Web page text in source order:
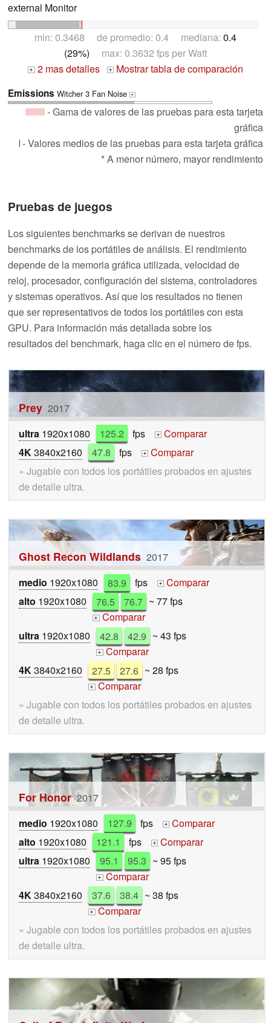
external Monitor
min: 0.3468 de promedio: 0.4 mediana: 0.4
(29%) max: 0.3632 fps per Watt
+ 2 mas detalles + Mostrar tabla de comparación
Emissions Witcher 3 Fan Noise +
- Gama de valores de las pruebas para esta tarjeta
gráfica
- Valores medios de las pruebas para esta tarjeta gráfica
* A menor número, mayor rendimiento
Pruebas de juegos
Los siguientes benchmarks se derivan de nuestros
benchmarks de los portátiles de análisis. El rendimiento
depende de la memoria gráfica utilizada, velocidad de
reloj, procesador, configuración del sistema, controladores
y sistemas operativos. Así que los resultados no tienen
que ser representativos de todos los portátiles con esta
GPU. Para información más detallada sobre los
resultados del benchmark, haga clic en el número de fps.
Prey 2017
ultra 1920x1080 125.2 fps +
Comparar
4K3840x2160 47.8 fps +
Comparar
» Jugable con todos los portátiles probados en ajustes
de detalle ultra.
Ghost Recon Wildlands 2017
medio 1920x1080 83.9 fps +
Comparar
alto 1920x1080 76.5 76.7 ~ 77 fps
+ Comparar
ultra 1920x1080 42.8 42.9 ~ 43 fps
+ Comparar
4K3840x2160 27.5 27.6 ~ 28 fps
+ Comparar
» Jugable con todos los portátiles probados en ajustes
de detalle ultra.
For Honor 2017
medio 1920x1080 127.9 fps +
Comparar
alto 1920x1080 121.1 fps +
Comparar
ultra 1920x1080 95.1 95.3 ~ 95 fps
+ Comparar
4K3840x2160 37.6 38.4 ~ 38 fps
+ Comparar
» Jugable con todos los portátiles probados en ajustes
de detalle ultra.